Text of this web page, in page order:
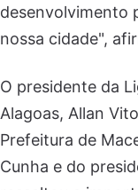
desenvolvimento
nossa cidade",
O presidente da
Alagoas, Allan
Prefeitura de
Cunha e do